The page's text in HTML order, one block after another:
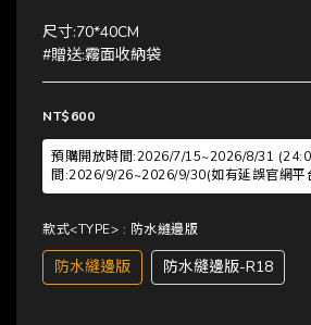
尺寸:70*40CM
#贈送:霧面收納袋
NT$600
預購開放時間:2026/7/15~2026/8/31
間:2026/9/26~2026/9/30(如有延誤官網平
款式<TYPE> : 防水縫邊版
防水縫邊版 防水縫邊版-R18